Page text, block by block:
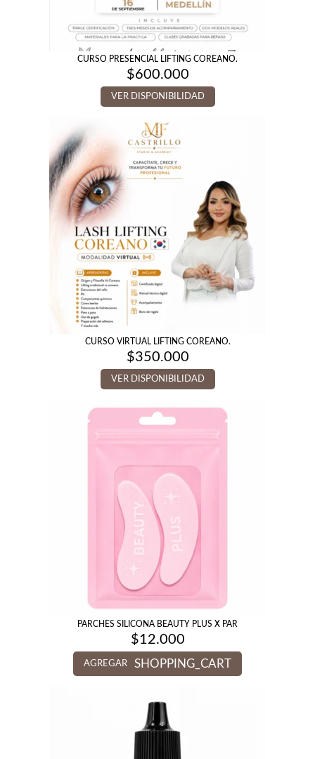
CURSO PRESENCIAL LIFTING COREANO.
$600.000
VER DISPONIBILIDAD
CURSO VIRTUAL LIFTING COREANO.
$350.000
VER DISPONIBILIDAD
PARCHES SILICONA BEAUTY PLUS X PAR
$12.000
AGREGAR SHOPPING_CART